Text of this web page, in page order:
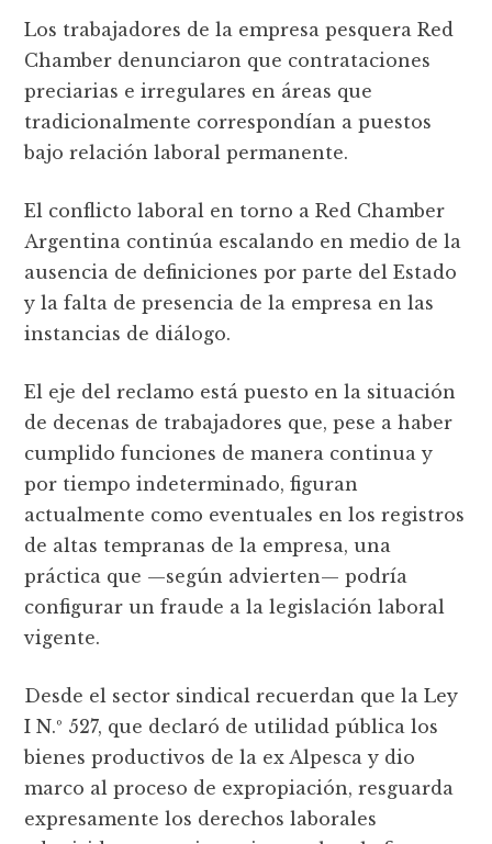
Los trabajadores de la empresa pesquera Red
Chamber denunciaron que contrataciones
preciarias e irregulares en áreas que
tradicionalmente correspondían a puestos
bajo relación laboral permanente.
El conflicto laboral en torno a Red Chamber
Argentina continúa escalando en medio de la
ausencia de definiciones por parte del Estado
y la falta de presencia de la empresa en las
instancias de diálogo.
El eje del reclamo está puesto en la situación
de decenas de trabajadores que, pese a haber
cumplido funciones de manera continua y
por tiempo indeterminado, figuran
actualmente como eventuales en los registros
de altas tempranas de la empresa, una
práctica que —según advierten— podría
configurar un fraude a la legislación laboral
vigente.
Desde el sector sindical recuerdan que la Ley
I N.º 527, que declaró de utilidad pública los
bienes productivos de la ex Alpesca y dio
marco al proceso de expropiación, resguarda
expresamente los derechos laborales